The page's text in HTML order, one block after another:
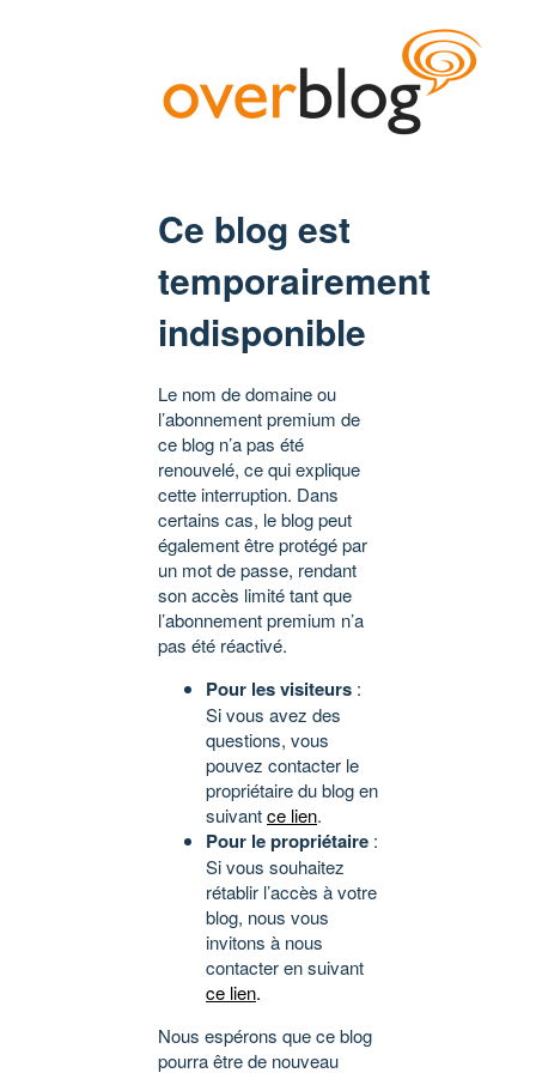
Ce blog est
temporairement
indisponible
Le nom de domaine ou
l’abonnement premium de
ce blog n’a pas été
renouvelé, ce qui explique
cette interruption. Dans
certains cas, le blog peut
également être protégé par
un mot de passe, rendant
son accès limité tant que
l’abonnement premium n’a
pas été réactivé.
Pour les visiteurs :
Si vous avez des
questions, vous
pouvez contacter le
propriétaire du blog en
suivantce lien.
Pour le propriétaire :
Si vous souhaitez
rétablir l’accès à votre
blog, nous vous
invitons à nous
contacter en suivant
ce lien.
Nous espérons que ce blog
pourra être de nouveau